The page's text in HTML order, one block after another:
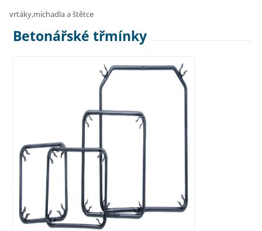
vrtáky,míchadla a štětce
Betonářské třmínky